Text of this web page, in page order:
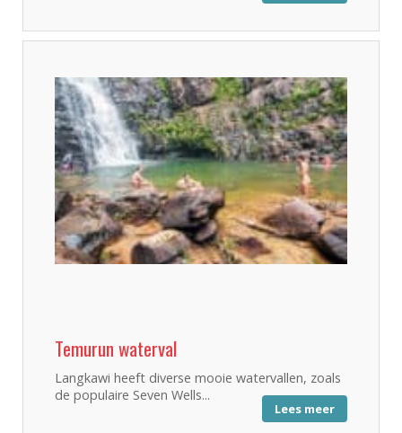
Temurun waterval
Langkawi heeft diverse mooie watervallen, zoals
de populaire Seven Wells...
Lees meer